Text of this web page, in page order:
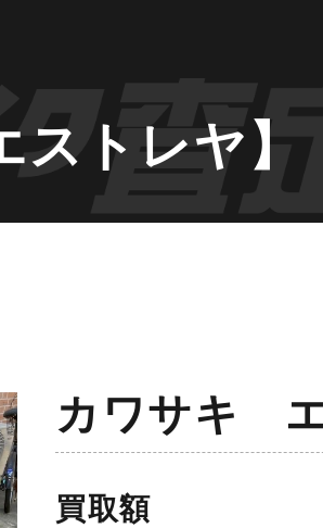
トレヤ】
カワサキ
買取額